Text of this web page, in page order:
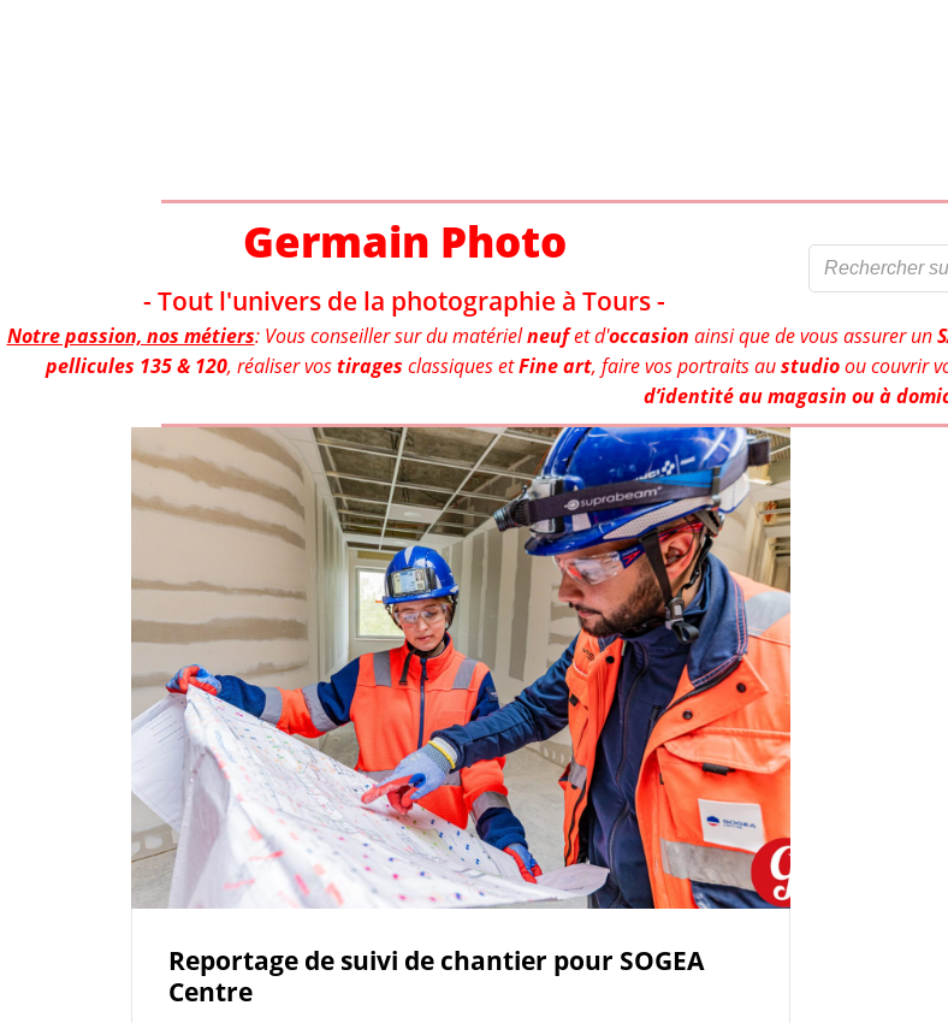
Germain Photo
- Tout l'univers de la photographie à Tours -
Notre passion, nos métiers: Vous conseiller sur du matérielneuf et d'occasion ainsi que de vous assurer un
pellicules 135 & 120, réaliser vostirages classiques etFine art, faire vos portraits austudioou couvrir
d’identité au magasin ou à
Reportage de suivi de chantier pour SOGEA
Centre